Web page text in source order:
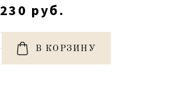
230 руб.
В КОРЗИНУ